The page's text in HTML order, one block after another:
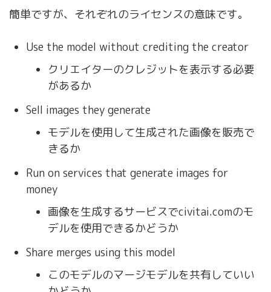
簡単ですが、それぞれのライセンスの意味です。
Use the model without crediting the creator
クリエイターのクレジットを表示する必要
があるか
Sell images they generate
モデルを使用して生成された画像を販売で
きるか
Run on services that generate images for
money
画像を生成するサービスでcivitai.comのモ
デルを使用できるかどうか
Share merges using this model
このモデルのマージモデルを共有していい